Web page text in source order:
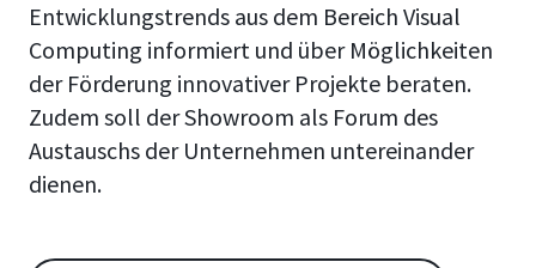
Entwicklungstrends aus dem Bereich Visual
Computing informiert und über Möglichkeiten
der Förderung innovativer Projekte beraten.
Zudem soll der Showroom als Forum des
Austauschs der Unternehmen untereinander
dienen.